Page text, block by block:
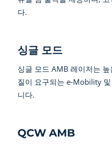
다.
싱글 모드
싱글 모드 AMB 레이저는
질이 요구되는 e-Mobility
니다.
QCW AMB